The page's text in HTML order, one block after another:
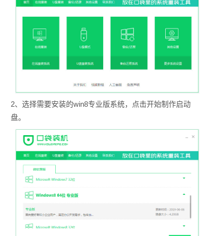
2、选择需要安装的win8专业版系统，点击开始制作启动
盘。